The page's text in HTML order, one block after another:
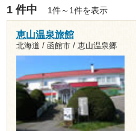
1 件中 1件～1件を表示
恵山温泉旅館
北海道 / 函館市 / 恵山温泉郷